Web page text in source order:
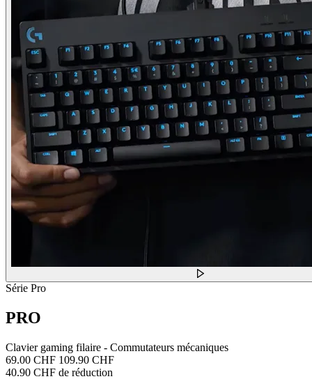
Série Pro
PRO
Clavier gaming filaire - Commutateurs mécaniques
69.00 CHF 109.90 CHF
40.90 CHF de réduction